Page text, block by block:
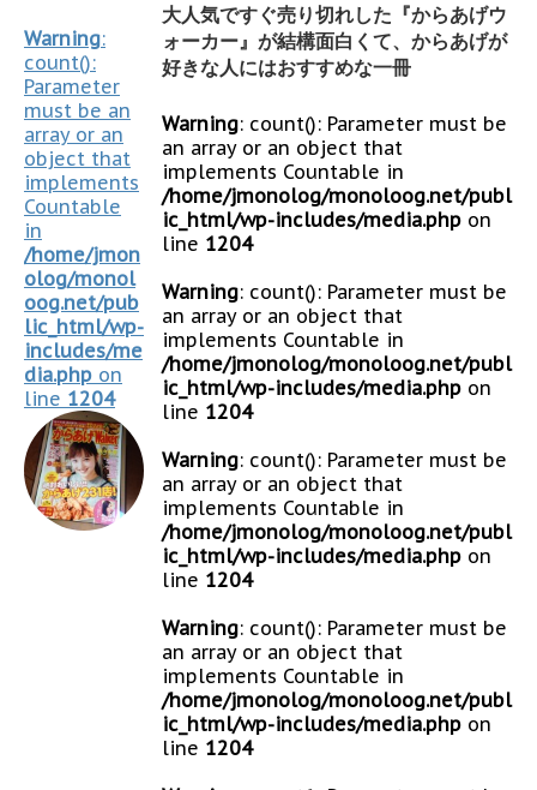
Warning:
count():
Parameter
must be an
array or an
object that
implements
Countable
in
/home/jmon
olog/monol
oog.net/pub
lic_html/wp-
includes/me
dia.php on
line 1204
大人気ですぐ売り切れした『からあげウ
ォーカー』が結構面白くて、からあげが
好きな人にはおすすめな一冊
Warning: count(): Parameter must be
an array or an object that
implements Countable in
/home/jmonolog/monoloog.net/publ
ic_html/wp-includes/media.php on
line 1204
Warning: count(): Parameter must be
an array or an object that
implements Countable in
/home/jmonolog/monoloog.net/publ
ic_html/wp-includes/media.php on
line 1204
Warning: count(): Parameter must be
an array or an object that
implements Countable in
/home/jmonolog/monoloog.net/publ
ic_html/wp-includes/media.php on
line 1204
Warning: count(): Parameter must be
an array or an object that
implements Countable in
/home/jmonolog/monoloog.net/publ
ic_html/wp-includes/media.php on
line 1204